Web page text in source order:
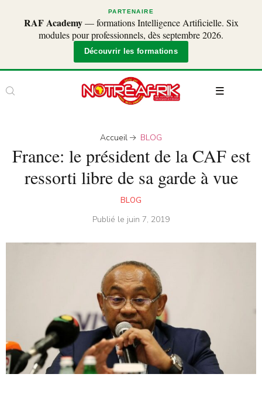
PARTENAIRE
RAF Academy— formations Intelligence Artificielle. Six
modules pour professionnels, dès septembre 2026.
Découvrir les formations
Accueil BLOG
France: le président de la CAF est
ressorti libre de sa garde à vue
BLOG
Publié le juin 7, 2019